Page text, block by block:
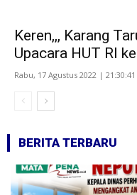
Keren,,, Karang
Upacara HUT RI
Rabu, 17 Agustus 2022 | 21:30:41
BERITA TERBARU